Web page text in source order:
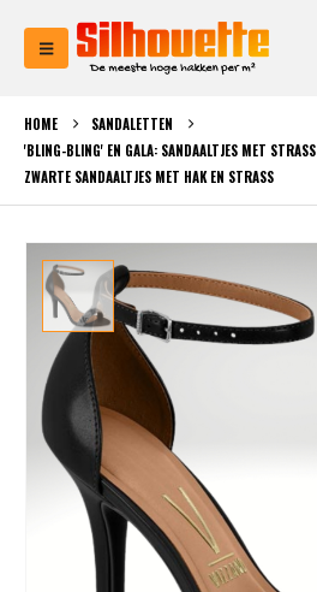
HOME
SANDALETTEN
'BLING-BLING' EN GALA: SANDAALTJES MET STRASS
ZWARTE SANDAALTJES MET HAK EN STRASS